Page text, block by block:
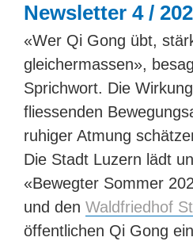
Newsletter 4 /
«Wer Qi Gong übt,
gleichermassen»,
Sprichwort. Die
fliessenden
ruhiger Atmung
Die Stadt Luzern lädt
«Bewegter Sommer
und den Waldfriedhof
öffentlichen Qi Gong